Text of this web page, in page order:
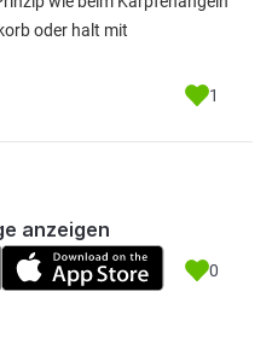
oder halt mit
1
0
anzeigen